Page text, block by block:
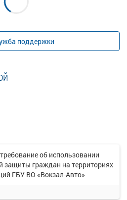
поддержки
об использовании
защиты граждан на территориях
ГБУ ВО «Вокзал-Авто»